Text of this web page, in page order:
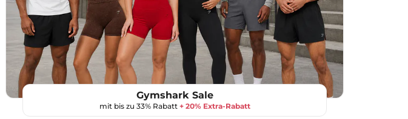
Gymshark Sale
mit bis zu 33% Rabatt + 20% Extra-Rabatt